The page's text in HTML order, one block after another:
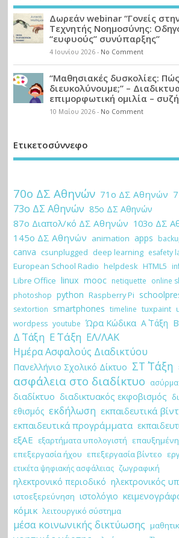
Δωρεάν webinar “Γονείς
Τεχνητής Νοημοσύνης:
“ευφυούς” συνύπαρξης”
4 Ιουνίου 2026- No Comment
“Μαθησιακές δυσκολίες:
διευκολύνουμε;” –
επιμορφωτική ομιλία –
10 Μαΐου 2026- No Comment
Ετικετοσύννεφο
70ο ΔΣ Αθηνών 71ο ΔΣ Αθηνών
73ο ΔΣ Αθηνών 85ο ΔΣ Αθηνών
87ο Διαπολ/κό ΔΣ Αθηνών 103ο ΔΣ
145ο ΔΣ Αθηνών animation apps
canva csunplugged deep learning esafety
European School Radio helpdesk HTML5
Libre Office linux mooc netiquette online
photoshop python Raspberry Pi
sextortion smartphones timeline tuxpaint
wordpess youtube Ώρα Κώδικα Α΄ Τάξη
Δ΄ Τάξη Ε΄ Τάξη ΕΛ/ΛΑΚ
Ημέρα Ασφαλούς Διαδικτύου
Πανελλήνιο Σχολικό Δίκτυο ΣΤ΄ Τάξη
ασφάλεια στο διαδίκτυο
διαδίκτυο διαδικτυακός εκφοβισμός
εθισμός εκδήλωση εκπαιδευτικά
εκπαιδευτικά προγράμματα
εξΑΕ εξαρτήματα υπολογιστή
επεξεργασία ήχου επεξεργασία βίντεο
ετικέτα ψηφιακής ασφάλειας ζωγραφική
ηλεκτρονικό περιοδικό ηλεκτρονικός
ιστοεξερεύνηση ιστολόγιο
κόμικ λειτουργικό σύστημα
μέσα κοινωνικής δικτύωσης